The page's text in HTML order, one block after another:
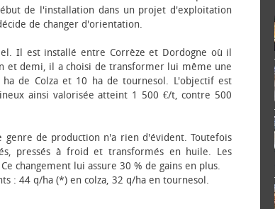
de l'installation dans un projet d'exploitation
de changer d'orientation.
Il est installé entre Corrèze et Dordogne où il
et demi, il a choisi de transformer lui même une
de Colza et 10 ha de tournesol. L'objectif est
ainsi valorisée atteint 1 500 €/t, contre 500
genre de production n'a rien d'évident. Toutefois
pressés à froid et transformés en huile. Les
changement lui assure 30 % de gains en plus.
: 44 q/ha (*) en colza, 32 q/ha en tournesol.